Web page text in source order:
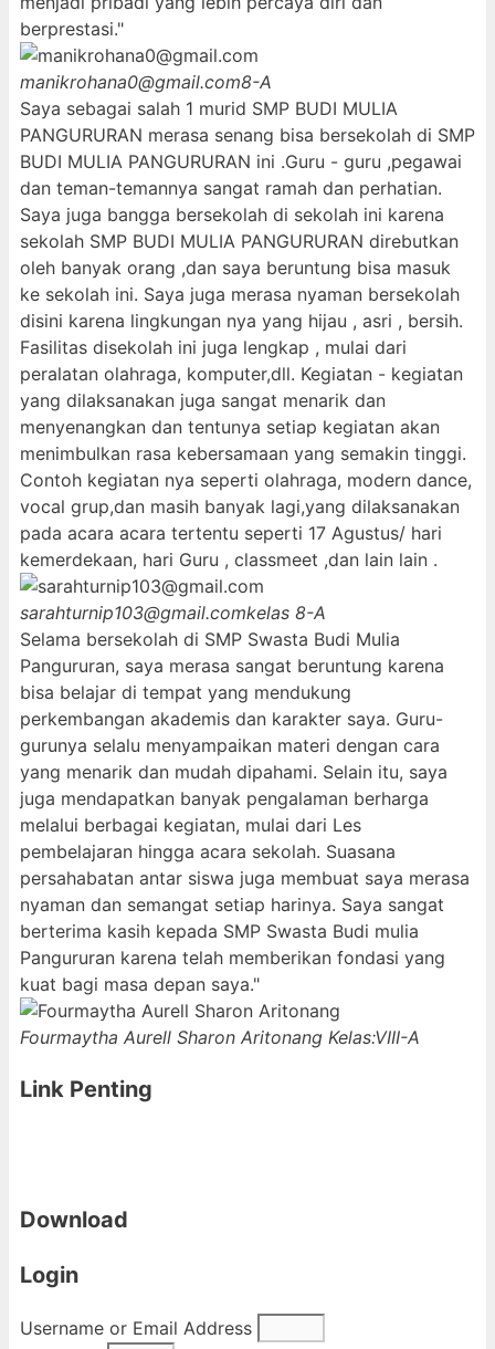
berprestasi."
manikrohana0@gmail.com8-A
Saya sebagai salah 1 murid SMP BUDI MULIA
PANGURURAN merasa senang bisa bersekolah di SMP
BUDI MULIA PANGURURAN ini .Guru - guru ,pegawai
dan teman-temannya sangat ramah dan perhatian.
Saya juga bangga bersekolah di sekolah ini karena
sekolah SMP BUDI MULIA PANGURURAN direbutkan
oleh banyak orang ,dan saya beruntung bisa masuk
ke sekolah ini. Saya juga merasa nyaman bersekolah
disini karena lingkungan nya yang hijau , asri , bersih.
Fasilitas disekolah ini juga lengkap , mulai dari
peralatan olahraga, komputer,dll. Kegiatan - kegiatan
yang dilaksanakan juga sangat menarik dan
menyenangkan dan tentunya setiap kegiatan akan
menimbulkan rasa kebersamaan yang semakin tinggi.
Contoh kegiatan nya seperti olahraga, modern dance,
vocal grup,dan masih banyak lagi,yang dilaksanakan
pada acara acara tertentu seperti 17 Agustus/ hari
kemerdekaan, hari Guru , classmeet ,dan lain lain .
sarahturnip103@gmail.comkelas 8-A
Selama bersekolah di SMP Swasta Budi Mulia
Pangururan, saya merasa sangat beruntung karena
bisa belajar di tempat yang mendukung
perkembangan akademis dan karakter saya. Guru-
gurunya selalu menyampaikan materi dengan cara
yang menarik dan mudah dipahami. Selain itu, saya
juga mendapatkan banyak pengalaman berharga
melalui berbagai kegiatan, mulai dari Les
pembelajaran hingga acara sekolah. Suasana
persahabatan antar siswa juga membuat saya merasa
nyaman dan semangat setiap harinya. Saya sangat
berterima kasih kepada SMP Swasta Budi mulia
Pangururan karena telah memberikan fondasi yang
kuat bagi masa depan saya."
Fourmaytha Aurell Sharon Aritonang Kelas:VIII-A
Link Penting
Download
Login
Username or Email Address